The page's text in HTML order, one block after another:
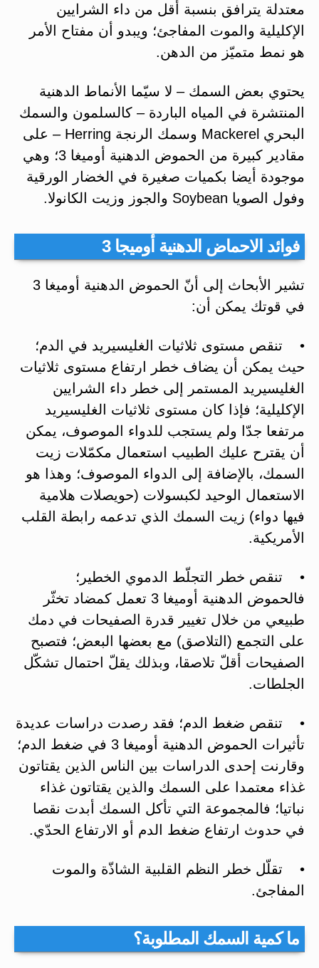
معتدلة يترافق بنسبة أقل من داء الشرايين
الإكليلية والموت المفاجئ؛ ويبدو أن مفتاح الأمر
هو نمط متميّز من الدهن.
يحتوي بعض السمك – لا سيّما الأنماط الدهنية
المنتشرة في المياه الباردة – كالسلمون والسمك
البحري Mackerel وسمك الرنجة Herring – على
مقادير كبيرة من الحموض الدهنية أوميغا 3؛ وهي
موجودة أيضا بكميات صغيرة في الخضار الورقية
وفول الصويا Soybean والجوز وزيت الكانولا.
فوائد الاحماض الدهنية أوميجا 3
تشير الأبحاث إلى أنّ الحموض الدهنية أوميغا 3
في قوتك يمكن أن:
• تنقص مستوى ثلاثيات الغليسيريد في الدم؛
حيث يمكن أن يضاف خطر ارتفاع مستوى ثلاثيات
الغليسيريد المستمر إلى خطر داء الشرايين
الإكليلية؛ فإذا كان مستوى ثلاثيات الغليسيريد
مرتفعا جدّا ولم يستجب للدواء الموصوف، يمكن
أن يقترح عليك الطبيب استعمال مكمّلات زيت
السمك، بالإضافة إلى الدواء الموصوف؛ وهذا هو
الاستعمال الوحيد لكبسولات (حويصلات هلامية
فيها دواء) زيت السمك الذي تدعمه رابطة القلب
الأمريكية.
• تنقص خطر التجلّط الدموي الخطير؛
فالحموض الدهنية أوميغا 3 تعمل كمضاد تخثّر
طبيعي من خلال تغيير قدرة الصفيحات في دمك
على التجمع (التلاصق) مع بعضها البعض؛ فتصبح
الصفيحات أقلّ تلاصقا، وبذلك يقلّ احتمال تشكّل
الجلطات.
• تنقص ضغط الدم؛ فقد رصدت دراسات عديدة
تأثيرات الحموض الدهنية أوميغا 3 في ضغط الدم؛
وقارنت إحدى الدراسات بين الناس الذين يقتاتون
غذاء معتمدا على السمك والذين يقتاتون غذاء
نباتيا؛ فالمجموعة التي تأكل السمك أبدت نقصا
في حدوث ارتفاع ضغط الدم أو الارتفاع الحدّي.
• تقلّل خطر النظم القلبية الشاذّة والموت
المفاجئ.
ما كمية السمك المطلوبة؟